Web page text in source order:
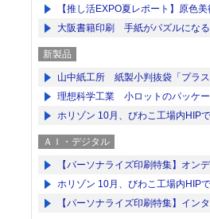
【推し活EXPO夏レポート】原色
大阪書籍印刷 手紙がパズルにな
新製品
山中紙工所 紙製小判抜袋「プラ
理想科学工業 小ロットのパッケ
ホリゾン 10月、びわこ工場内HIPで
ＡＩ・デジタル
【パーソナライズ印刷特集】オン
ホリゾン 10月、びわこ工場内HIPで
【パーソナライズ印刷特集】イン